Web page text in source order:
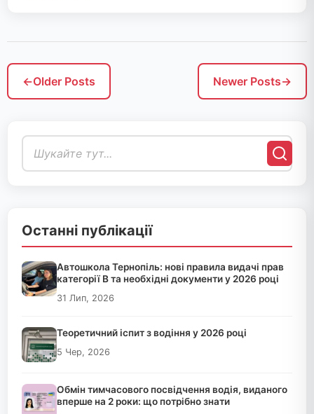
←Older Posts Newer Posts→
Останні публікації
Автошкола Тернопіль: нові правила видачі прав
категорії B та необхідні документи у 2026 році
31 Лип, 2026
Теоретичний іспит з водіння у 2026 році
5 Чер, 2026
Обмін тимчасового посвідчення водія, виданого
вперше на 2 роки: що потрібно знати